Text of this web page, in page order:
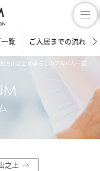
覧 ご入居までの流れ
方山之上 の暮らしのアルバム一覧
之上